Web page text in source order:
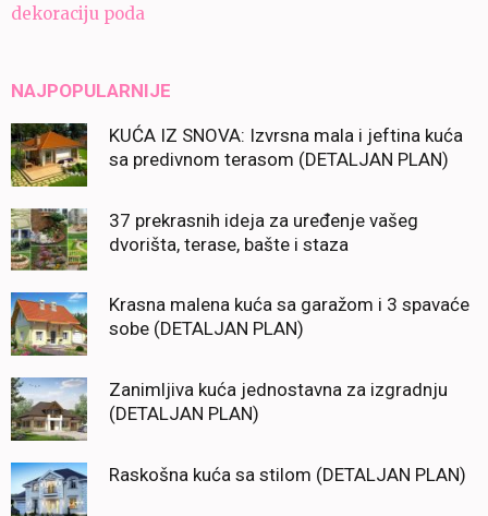
dekoraciju poda
NAJPOPULARNIJE
KUĆA IZ SNOVA: Izvrsna mala i jeftina kuća
sa predivnom terasom (DETALJAN PLAN)
37 prekrasnih ideja za uređenje vašeg
dvorišta, terase, bašte i staza
Krasna malena kuća sa garažom i 3 spavaće
sobe (DETALJAN PLAN)
Zanimljiva kuća jednostavna za izgradnju
(DETALJAN PLAN)
Raskošna kuća sa stilom (DETALJAN PLAN)